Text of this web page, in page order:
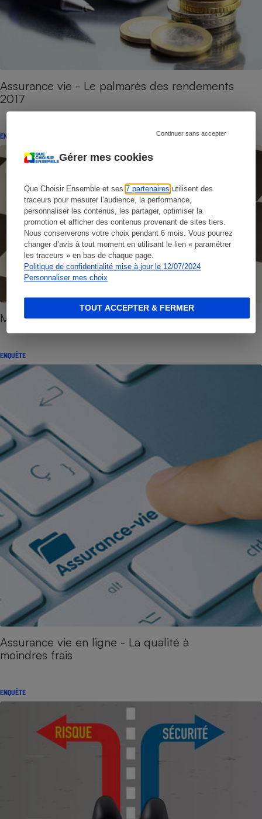
Gérer mes cookies
Que Choisir Ensemble et ses7 partenaires utilisent des
traceurs pour mesurer l’audience, la performance,
personnaliser les contenus, les partager, optimiser la
promotion et afficher des contenus provenant de sites tiers.
Nous conserverons votre choix pendant 6 mois. Vous pourrez
changer d’avis à tout moment en utilisant le lien « paramétrer
les traceurs » en bas de chaque page.
Politique de confidentialité mise à jour le 12/07/2024
Personnaliser mes choix
Continuer sans accepter
TOUT ACCEPTER & FERMER
Assurance vie - Le palmarès des rendements
2017
ENQUÊTE
Multisupport et Bourse - Le prix du risque
ENQUÊTE
Assurance vie en ligne - La qualité à
moindres frais
ENQUÊTE